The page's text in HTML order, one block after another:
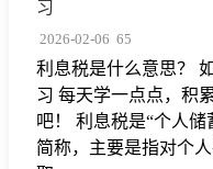
习
2026-02-06 65
利息税是什么意思？
习 每天学一点点，积
吧！ 利息税是“个人
简称，主要是指对个